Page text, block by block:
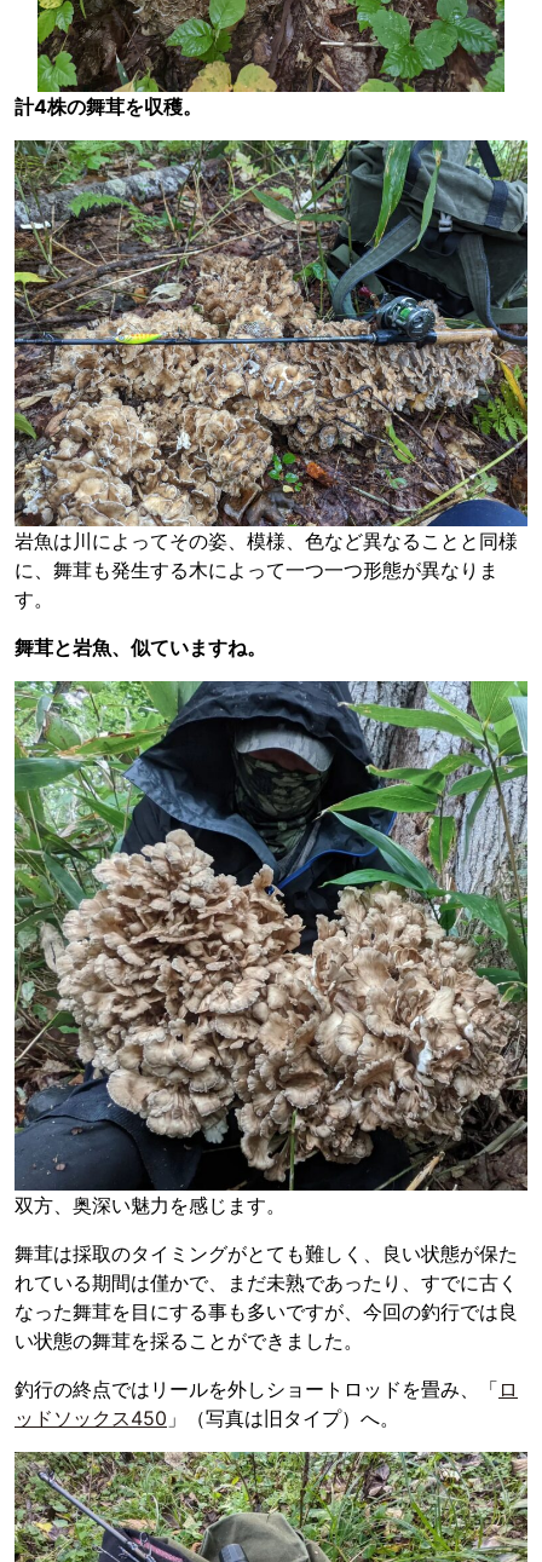
計4株の舞茸を収穫。
岩魚は川によってその姿、模様、色など異なることと同様
に、舞茸も発生する木によって一つ一つ形態が異なりま
す。
舞茸と岩魚、似ていますね。
双方、奥深い魅力を感じます。
舞茸は採取のタイミングがとても難しく、良い状態が保た
れている期間は僅かで、まだ未熟であったり、すでに古く
なった舞茸を目にする事も多いですが、今回の釣行では良
い状態の舞茸を採ることができました。
釣行の終点ではリールを外しショートロッドを畳み、「 ロ
ッドソックス450 」（写真は旧タイプ）へ。